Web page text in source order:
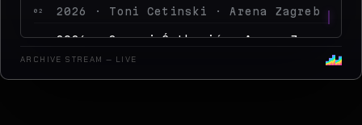
03 2026 · Sergej Ćetković · Arena Zagreb
2026 · Peđa Jovanović · Arena Zagreb
ARCHIVE STREAM — LIVE